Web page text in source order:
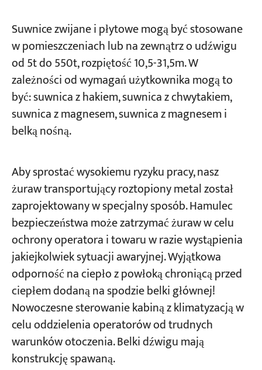
Suwnice zwijane i płytowe mogą być stosowane
w pomieszczeniach lub na zewnątrz o udźwigu
od 5t do 550t, rozpiętość 10,5-31,5m. W
zależności od wymagań użytkownika mogą to
być: suwnica z hakiem, suwnica z chwytakiem,
suwnica z magnesem, suwnica z magnesem i
belką nośną.
Aby sprostać wysokiemu ryzyku pracy, nasz
żuraw transportujący roztopiony metal został
zaprojektowany w specjalny sposób. Hamulec
bezpieczeństwa może zatrzymać żuraw w celu
ochrony operatora i towaru w razie wystąpienia
jakiejkolwiek sytuacji awaryjnej. Wyjątkowa
odporność na ciepło z powłoką chroniącą przed
ciepłem dodaną na spodzie belki głównej!
Nowoczesne sterowanie kabiną z klimatyzacją w
celu oddzielenia operatorów od trudnych
warunków otoczenia. Belki dźwigu mają
konstrukcję spawaną.